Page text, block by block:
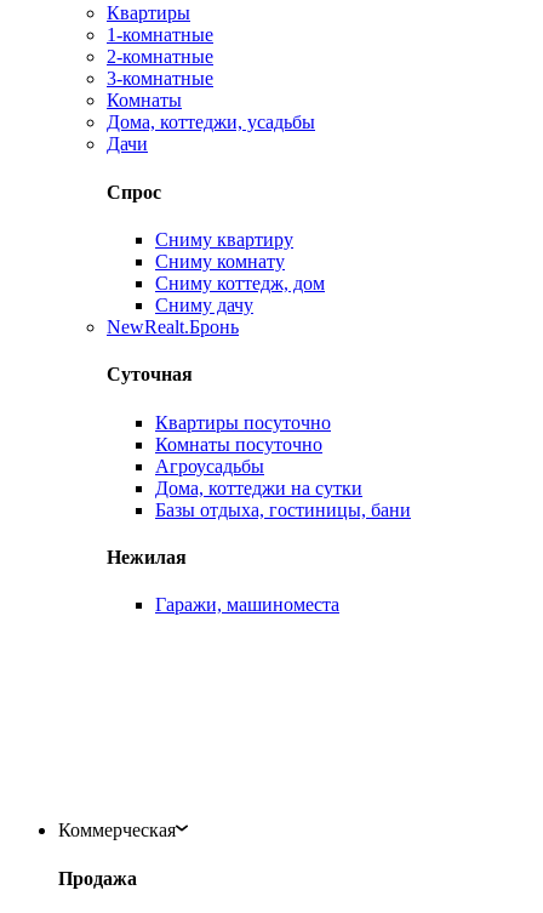
Квартиры
1-комнатные
2-комнатные
3-комнатные
Комнаты
Дома, коттеджи, усадьбы
Дачи
Спрос
Сниму квартиру
Сниму комнату
Сниму коттедж, дом
Сниму дачу
NewRealt.Бронь
Суточная
Квартиры посуточно
Комнаты посуточно
Агроусадьбы
Дома, коттеджи на сутки
Базы отдыха, гостиницы, бани
Нежилая
Гаражи, машиноместа
Коммерческая
Продажа